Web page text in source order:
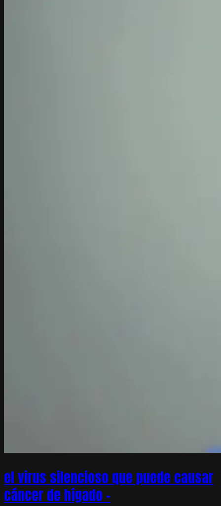
el virus silencioso que puede causar
cáncer de hígado –